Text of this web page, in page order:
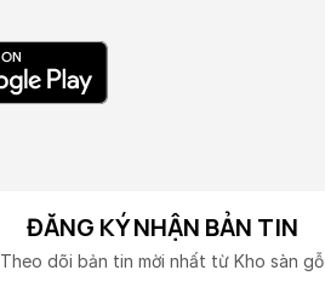
ĐĂNG KÝ NHẬN BẢN TIN
Theo dõi bản tin mời nhất từ Kho sàn gỗ